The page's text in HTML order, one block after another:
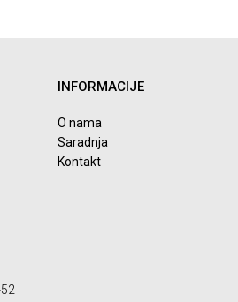
INFORMACIJE
O nama
Saradnja
Kontakt